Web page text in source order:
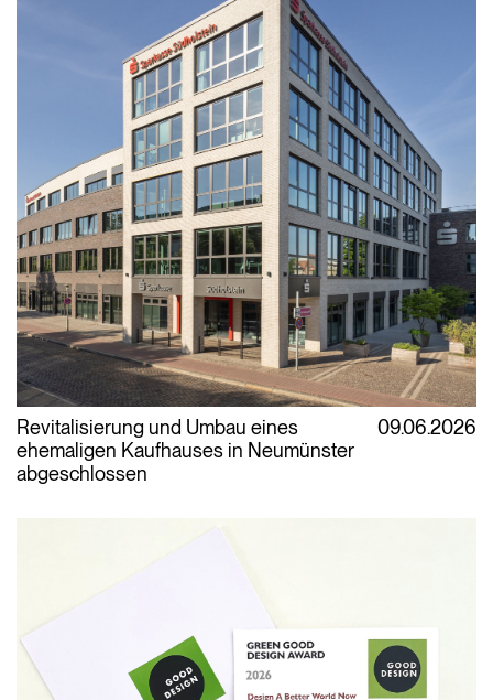
Revitalisierung und Umbau eines
ehemaligen Kaufhauses in Neumünster
abgeschlossen
09.06.2026